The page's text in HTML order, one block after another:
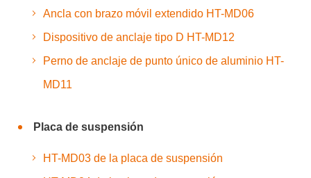
Ancla con brazo móvil extendido HT-MD06
Dispositivo de anclaje tipo D HT-MD12
Perno de anclaje de punto único de aluminio HT-
MD11
Placa de suspensión
HT-MD03 de la placa de suspensión